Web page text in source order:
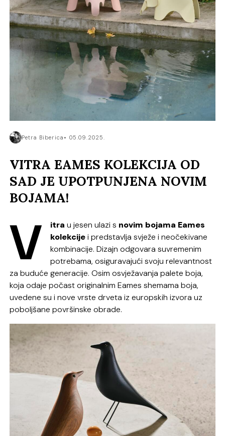
Petra Biberica 05.09.2025.
VITRA EAMES KOLEKCIJA OD
SAD JE UPOTPUNJENA NOVIM
BOJAMA!
V itrau jesen ulazi s novim bojama Eames
kolekcijei predstavlja svježe i neočekivane
kombinacije. Dizajn odgovara suvremenim
potrebama, osiguravajući svoju relevantnost
za buduće generacije. Osim osvježavanja palete boja,
koja odaje počast originalnim Eames shemama boja,
uvedene su i nove vrste drveta iz europskih izvora uz
poboljšane površinske obrade.